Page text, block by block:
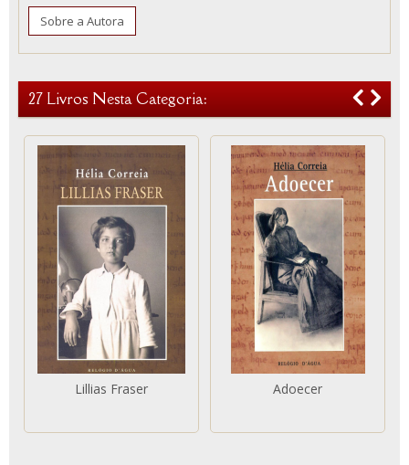
Sobre a Autora
27 Livros Nesta Categoria:
Lillias Fraser Adoecer